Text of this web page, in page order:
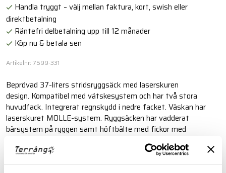
Handla tryggt – välj mellan faktura, kort, swish eller
direktbetalning
Räntefri delbetalning upp till 12 månader
Köp nu & betala sen
Artikelnr: 7599-331
Beprövad 37-liters stridsryggsäck med laserskuren
design. Kompatibel med vätskesystem och har två stora
huvudfack. Integrerat regnskydd i nedre facket. Väskan har
laserskuret MOLLE-system. Ryggsäcken har vadderat
bärsystem på ryggen samt höftbälte med fickor med
Läs mer